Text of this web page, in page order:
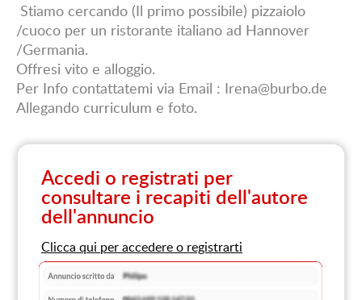
Stiamo cercando (Il primo possibile) pizzaiolo
/cuoco per un ristorante italiano ad Hannover
/Germania.
Offresi vito e alloggio.
Per Info contattatemi via Email : Irena@burbo.de
Allegando curriculum e foto.
Accedi o registrati per
consultare i recapiti dell'autore
dell'annuncio
Clicca qui per accedere o registrarti